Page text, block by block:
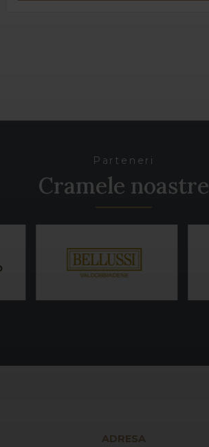
Parteneri
Cramele noastre
ADRESA